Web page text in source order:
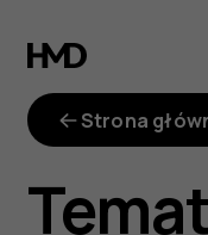
nie
mogę
Strona